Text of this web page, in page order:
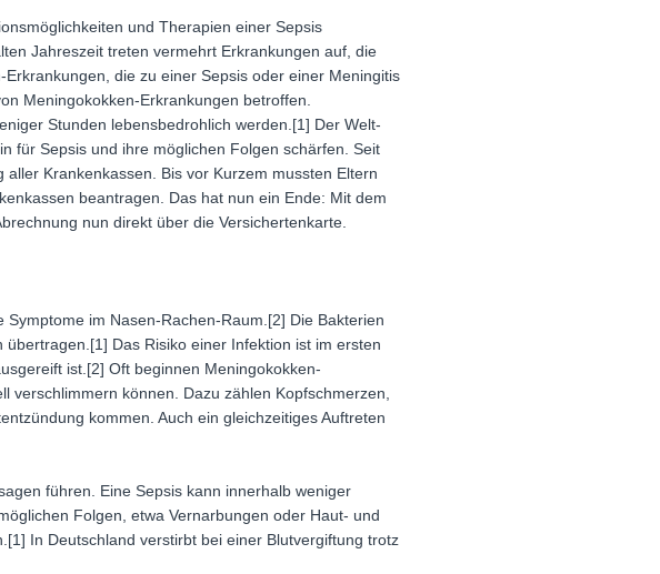
und Therapien einer Sepsis
Jahreszeit treten vermehrt Erkrankungen auf, die
die zu einer Sepsis oder einer Meningitis
Meningokokken-Erkrankungen betroffen.
Stunden lebensbedrohlich werden.[1] Der Welt-
für Sepsis und ihre möglichen Folgen schärfen. Seit
Krankenkassen. Bis vor Kurzem mussten Eltern
beantragen. Das hat nun ein Ende: Mit dem
nun direkt über die Versichertenkarte.
im Nasen-Rachen-Raum.[2] Die Bakterien
Das Risiko einer Infektion ist im ersten
ist.[2] Oft beginnen Meningokokken-
können. Dazu zählen Kopfschmerzen,
kommen. Auch ein gleichzeitiges Auftreten
führen. Eine Sepsis kann innerhalb weniger
Folgen, etwa Vernarbungen oder Haut- und
In Deutschland verstirbt bei einer Blutvergiftung trotz